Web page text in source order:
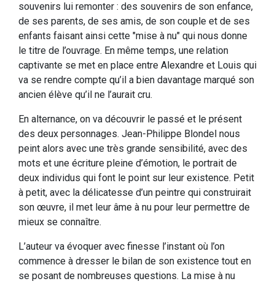
souvenirs lui remonter : des souvenirs de son enfance,
de ses parents, de ses amis, de son couple et de ses
enfants faisant ainsi cette "mise à nu" qui nous donne
le titre de l’ouvrage. En même temps, une relation
captivante se met en place entre Alexandre et Louis qui
va se rendre compte qu’il a bien davantage marqué son
ancien élève qu’il ne l’aurait cru.
En alternance, on va découvrir le passé et le présent
des deux personnages. Jean-Philippe Blondel nous
peint alors avec une très grande sensibilité, avec des
mots et une écriture pleine d’émotion, le portrait de
deux individus qui font le point sur leur existence. Petit
à petit, avec la délicatesse d’un peintre qui construirait
son œuvre, il met leur âme à nu pour leur permettre de
mieux se connaître.
L’auteur va évoquer avec finesse l’instant où l’on
commence à dresser le bilan de son existence tout en
se posant de nombreuses questions. La mise à nu